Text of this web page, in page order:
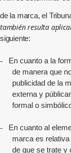
de la marca, el
también resulta
siguiente:
-
En cuanto a la
de manera que
publicidad de la
externa y
formal o
-
En cuanto al
marca es
de que se trate y